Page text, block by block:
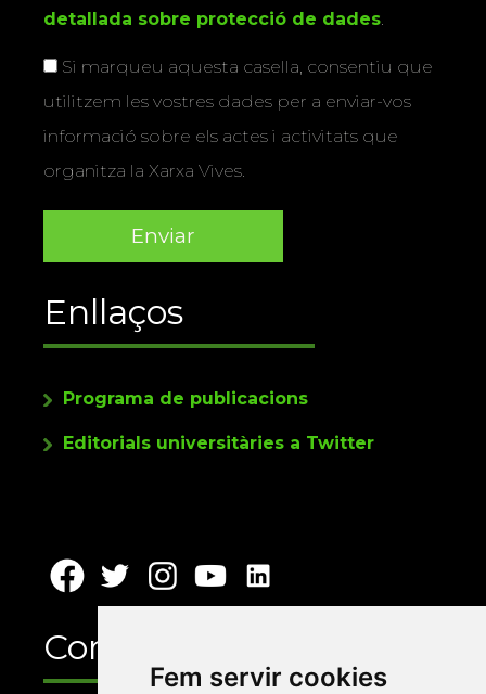
Fem servir cookies
detallada sobre protecció de dades.
Si marqueu aquesta casella, consentiu que
utilitzem les vostres dades per a enviar-vos
informació sobre els actes i activitats que
organitza la Xarxa Vives.
Enllaços
Programa de publicacions
Editorials universitàries a Twitter
Contacte